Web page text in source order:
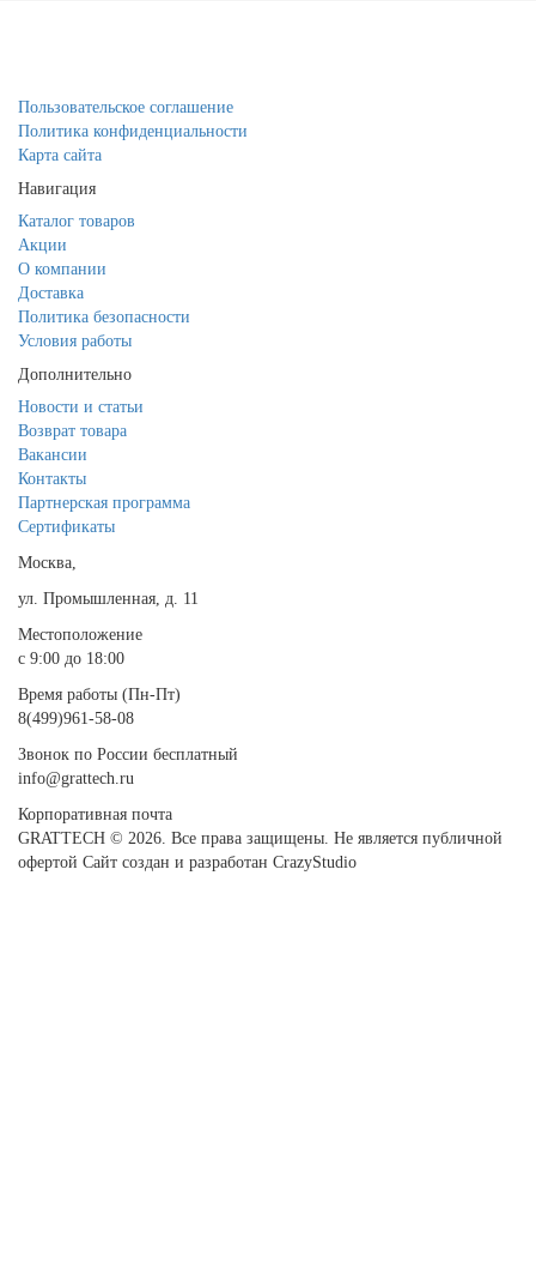
Пользовательское соглашение
Политика конфиденциальности
Карта сайта
Навигация
Каталог товаров
Акции
О компании
Доставка
Политика безопасности
Условия работы
Дополнительно
Новости и статьи
Возврат товара
Вакансии
Контакты
Партнерская программа
Сертификаты
Москва,
ул. Промышленная, д. 11
Местоположение
с 9:00 до 18:00
Время работы (Пн-Пт)
8(499)961-58-08
Звонок по России бесплатный
info@grattech.ru
Корпоративная почта
GRATTECH © 2026. Все права защищены. Не является публичной
офертой Сайт создан и разработан CrazyStudio